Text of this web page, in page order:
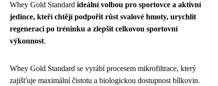
Whey Gold Standard ideální volbou pro sportovce a aktivní
jedince, kteří chtějí podpořit růst svalové hmoty, urychlit
regeneraci po tréninku a zlepšit celkovou sportovní
výkonnost.
Whey Gold Standard se vyrábí procesem mikrofiltrace, který
zajišťuje maximální čistotu a biologickou dostupnost bílkovin.